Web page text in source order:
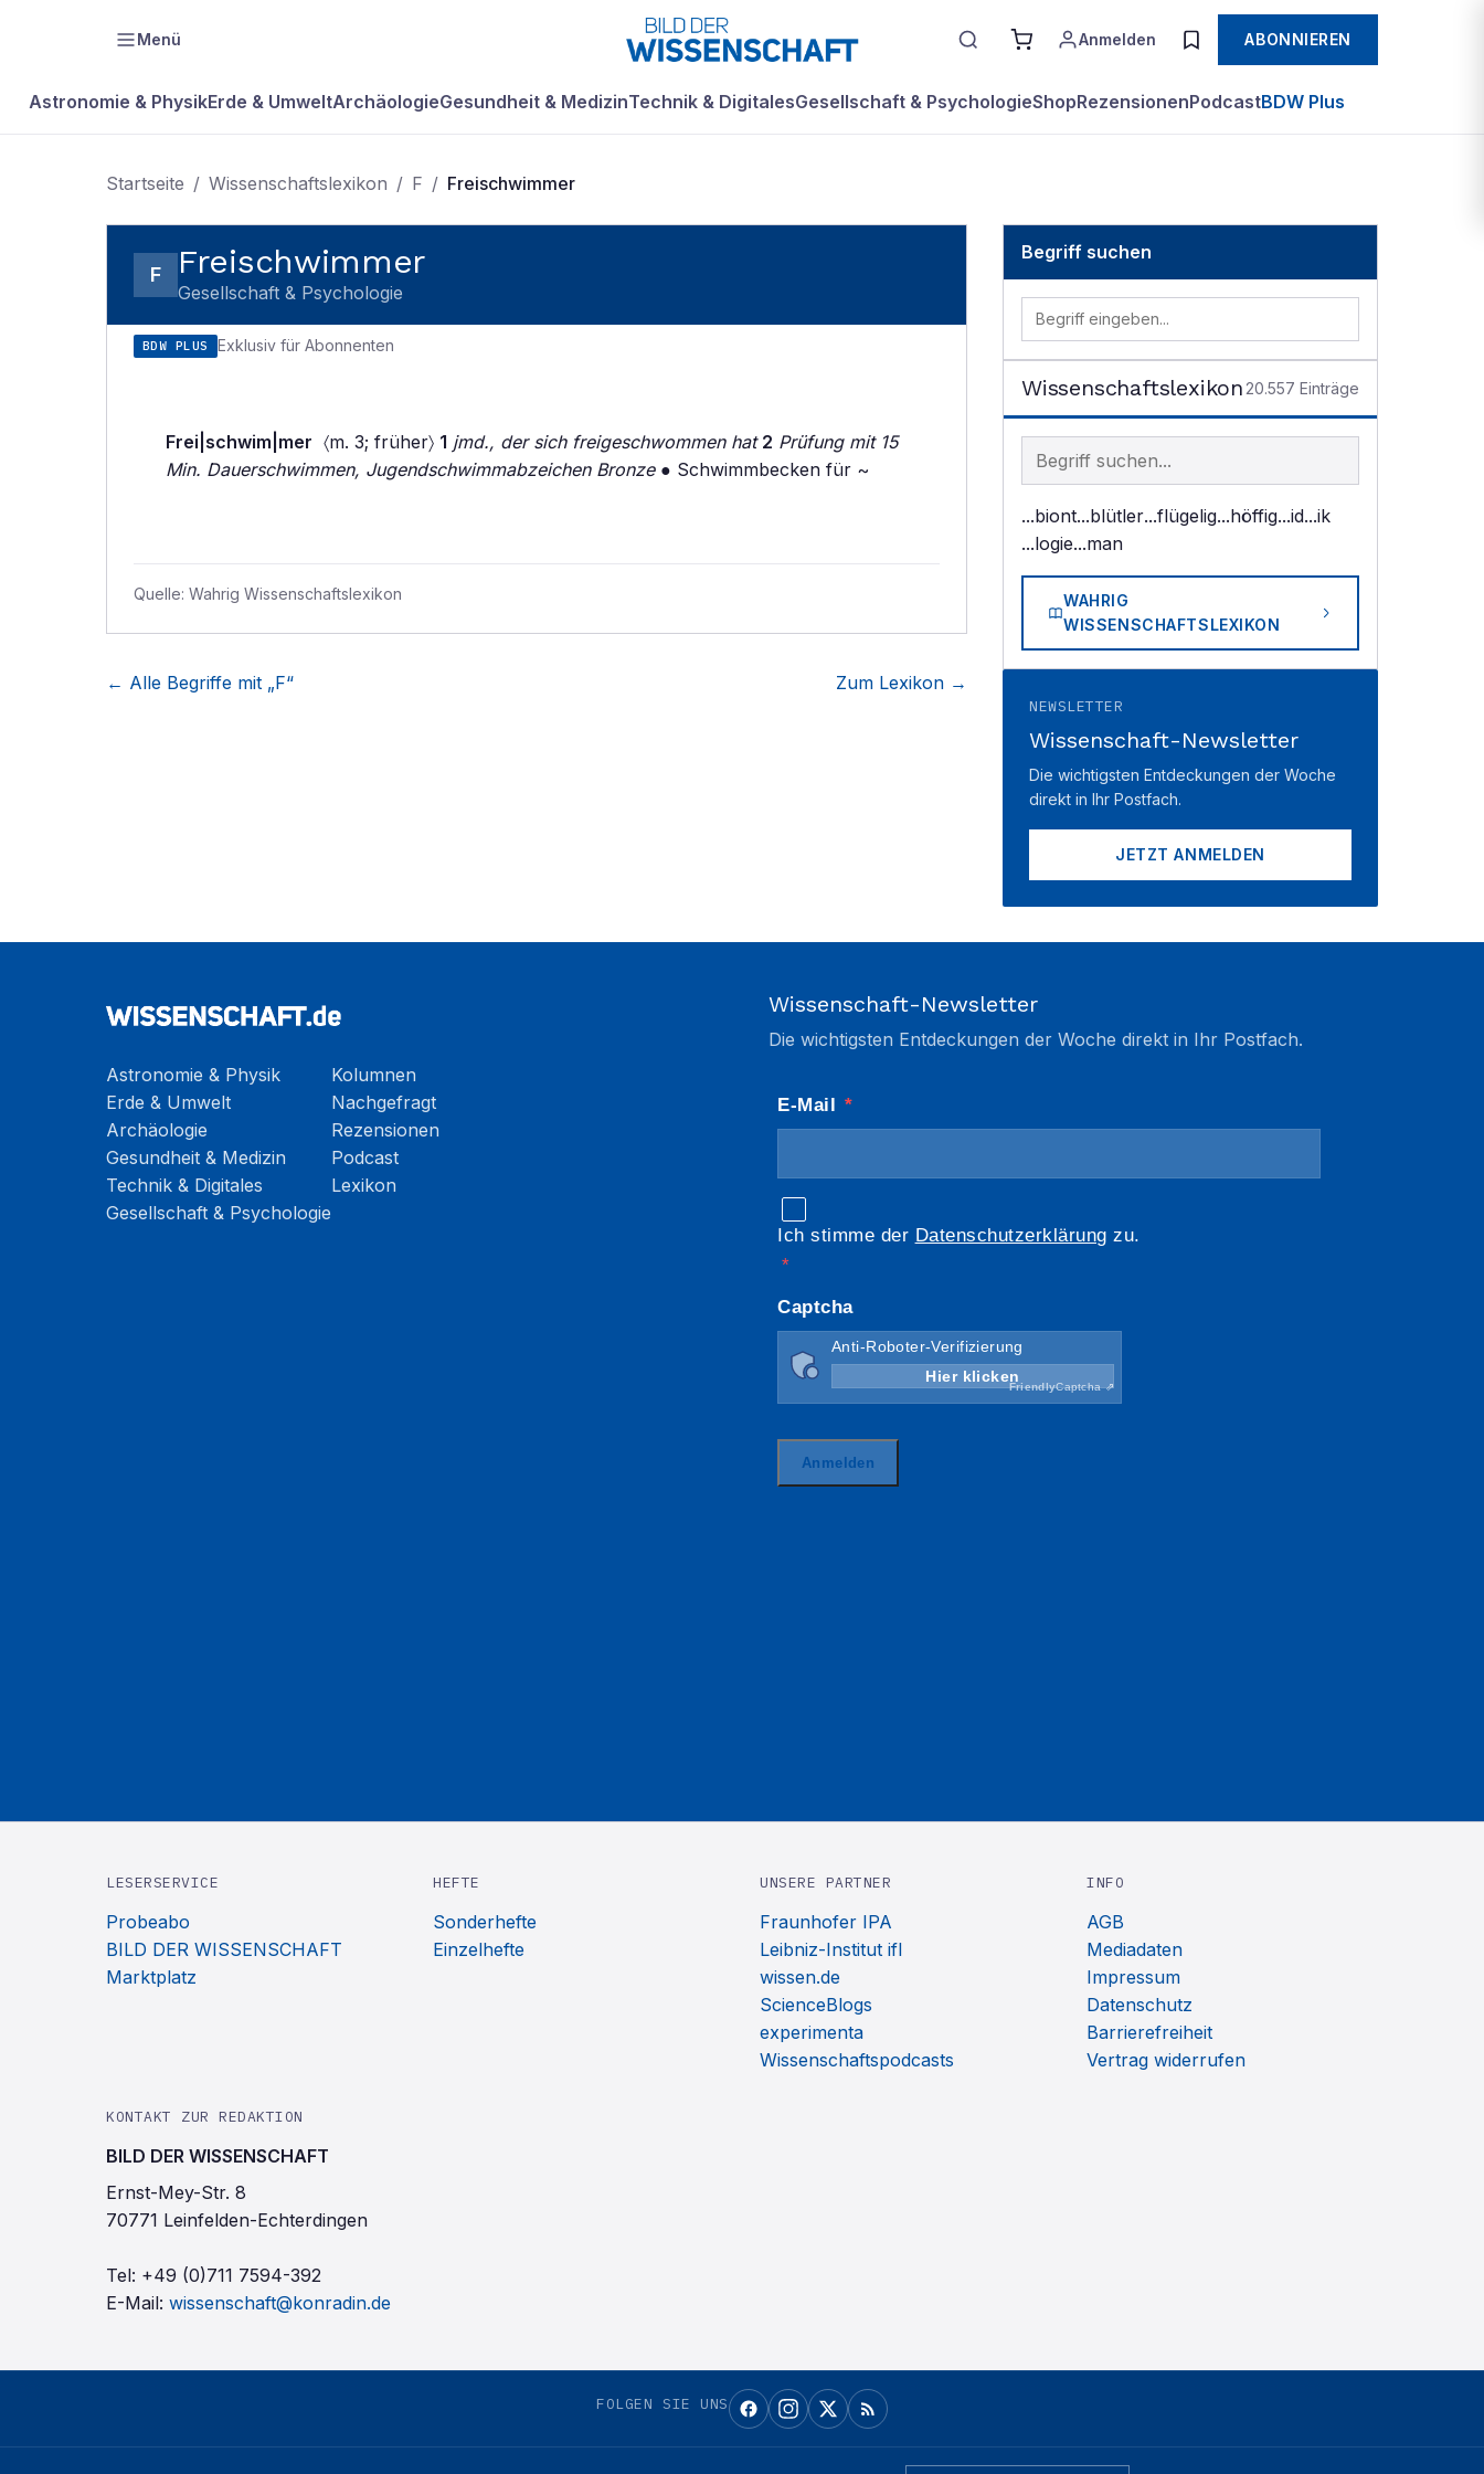
Menü Anmelden ABONNIEREN
Astronomie & PhysikErde & UmweltArchäologieGesundheit & MedizinTechnik & DigitalesGesellschaft & PsychologieShopRezensionenPodcastBDW Plus
Startseite / Wissenschaftslexikon / F / Freischwimmer
F Freischwimmer
Gesellschaft & Psychologie
BDW PLUS Exklusiv für Abonnenten
Frei|schwim|mer 〈m. 3; früher〉 1 jmd., der sich freigeschwommen hat 2 Prüfung mit 15
Min. Dauerschwimmen, Jugendschwimmabzeichen Bronze● Schwimmbecken für ~
Quelle: Wahrig Wissenschaftslexikon
← Alle Begriffe mit „F“ Zum Lexikon →
Begriff suchen
Wissenschaftslexikon 20.557 Einträge
Begriff im Lexikon suchen
...biont...blütler...flügelig...höffig...id...ik
...logie...man
WAHRIG
WISSENSCHAFTSLEXIKON
NEWSLETTER
Wissenschaft-Newsletter
Die wichtigsten Entdeckungen der Woche
direkt in Ihr Postfach.
JETZT ANMELDEN
Astronomie & Physik
Erde & Umwelt
Archäologie
Gesundheit & Medizin
Technik & Digitales
Gesellschaft & Psychologie
Kolumnen
Nachgefragt
Rezensionen
Podcast
Lexikon
Wissenschaft-Newsletter
Die wichtigsten Entdeckungen der Woche direkt in Ihr Postfach.
LESERSERVICE
Probeabo
BILD DER WISSENSCHAFT
Marktplatz
HEFTE
Sonderhefte
Einzelhefte
UNSERE PARTNER
Fraunhofer IPA
Leibniz-Institut ifl
wissen.de
ScienceBlogs
experimenta
Wissenschaftspodcasts
INFO
AGB
Mediadaten
Impressum
Datenschutz
Barrierefreiheit
Vertrag widerrufen
KONTAKT ZUR REDAKTION
BILD DER WISSENSCHAFT
Ernst-Mey-Str. 8
70771 Leinfelden-Echterdingen
Tel: +49 (0)711 7594-392
E-Mail: wissenschaft@konradin.de
FOLGEN SIE UNS